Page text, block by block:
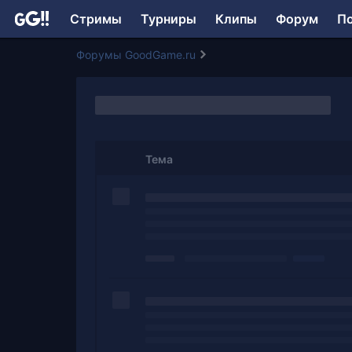
Стримы Турниры Клипы Форум
Форумы GoodGame.ru
Тема